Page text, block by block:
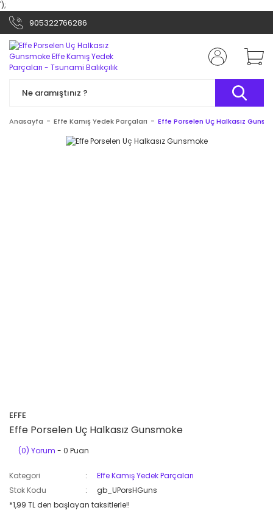
');
905322766286
Anasayfa Effe Kamış Yedek Parçaları Effe Porselen Uç Halkasız
EFFE
Effe Porselen Uç Halkasız Gunsmoke
(0) Yorum - 0 Puan
Kategori
Effe Kamış Yedek Parçaları
Stok Kodu
gb_UPorsHGuns
*1,99 TL den başlayan taksitlerle!!